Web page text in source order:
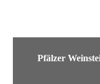
Pfälzer